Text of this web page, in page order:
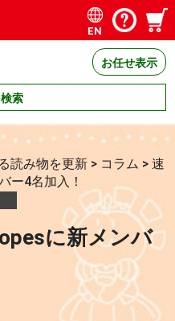
EN
お任せ表示
索
読み物を更新 > コラム >速
ー4名加入！
に新メンバ